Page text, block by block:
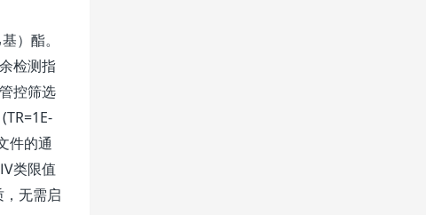
）酯。
检测指
控筛选
件的通
Ⅳ类限值
，无需启